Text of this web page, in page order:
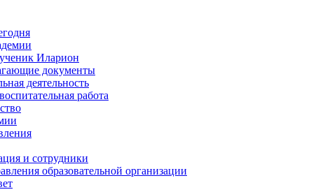
Иларион
документы
деятельность
работа
и сотрудники
образовательной организации